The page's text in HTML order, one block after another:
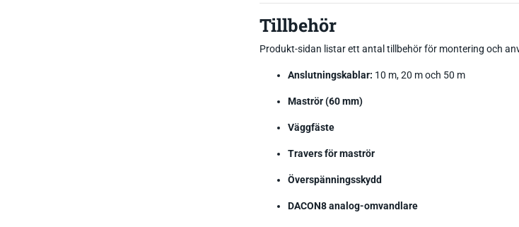
Tillbehör
Produkt-sidan listar ett antal tillbehör för montering och
Anslutningskablar: 10 m, 20 m och 50 m
Maströr (60 mm)
Väggfäste
Travers för maströr
Överspänningsskydd
DACON8 analog-omvandlare